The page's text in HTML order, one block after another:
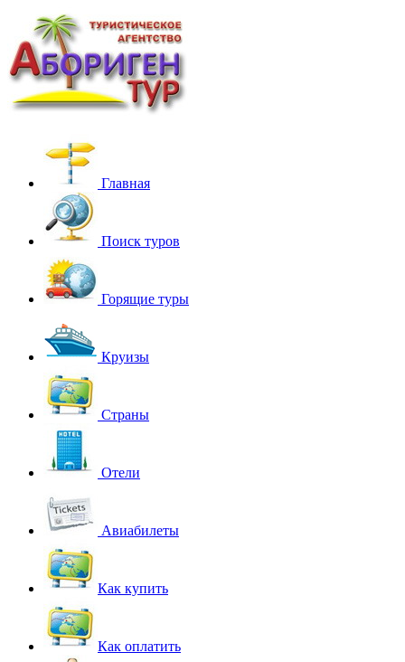
Главная
Поиск туров
Горящие туры
Круизы
Страны
Отели
Авиабилеты
Как купить
Как оплатить